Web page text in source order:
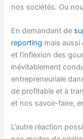
nos sociétés. Ou
En demandant de
reporting mais aussi
et l’inflexion des
inévitablement
entrepreneuriale
de profitable et à
et nos savoir-faire,
L’autre réaction